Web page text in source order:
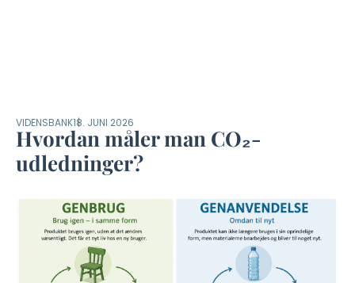
VIDENSBANK18. JUNI 2026
Hvordan måler man CO₂-
udledninger?